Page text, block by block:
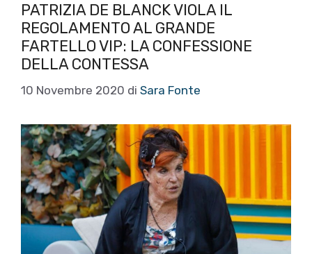
PATRIZIA DE BLANCK VIOLA IL
REGOLAMENTO AL GRANDE
FARTELLO VIP: LA CONFESSIONE
DELLA CONTESSA
10 Novembre 2020 di Sara Fonte